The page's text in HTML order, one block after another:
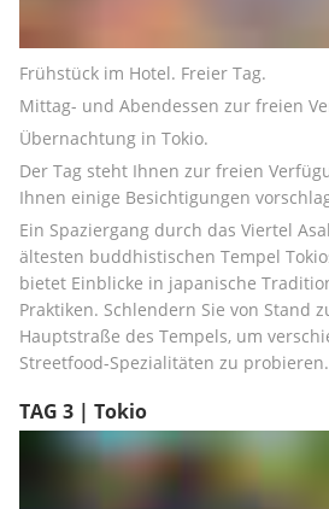
Frühstück im Hotel. Freier Tag.
Mittag- und Abendessen zur freien
Übernachtung in Tokio.
Der Tag steht Ihnen zur freien
Ihnen einige Besichtigungen
Ein Spaziergang durch das Viertel
ältesten buddhistischen Tempel
bietet Einblicke in japanische
Praktiken. Schlendern Sie von Stand
Hauptstraße des Tempels, um
Streetfood-Spezialitäten zu probieren.
TAG 3 | Tokio